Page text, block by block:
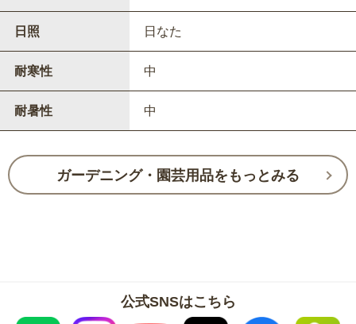
日照 日なた
耐寒性 中
耐暑性 中
ガーデニング・園芸用品をもっとみる
公式SNSはこちら